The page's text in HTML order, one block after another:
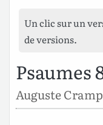
Un clic sur un
de versions.
Psaumes
Auguste